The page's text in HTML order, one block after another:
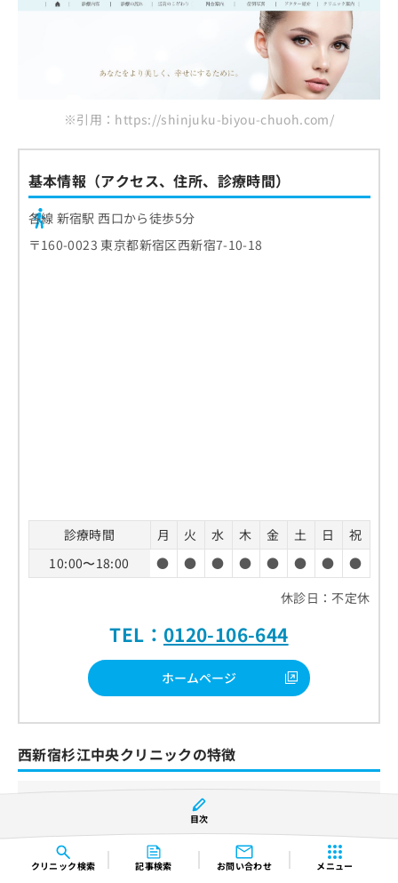
クリニック検索 記事検索 お問い合わせ メニュー
※引用：https://shinjuku-biyou-chuoh.com/
基本情報（アクセス、住所、診療時間）
各線 新宿駅 西口から徒歩5分
〒160-0023 東京都新宿区西新宿7-10-18
診療時間 月 火 水 木 金 土 日
祝
10:00〜18:00
● ● ● ● ● ● ●
●
休診日：不定休
TEL： 0120-106-644
ホームページ
西新宿杉江中央クリニックの特徴
患者の負担に配慮したレーザー治療
ピコレーザーを活用したシミ治療
メール相談にも対応
目次